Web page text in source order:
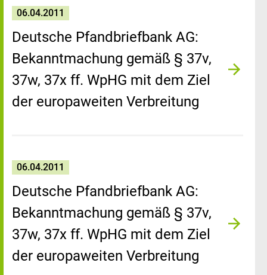
06.04.2011
Deutsche Pfandbriefbank AG:
Bekanntmachung gemäß § 37v,
37w, 37x ff. WpHG mit dem Ziel
der europaweiten Verbreitung
06.04.2011
Deutsche Pfandbriefbank AG:
Bekanntmachung gemäß § 37v,
37w, 37x ff. WpHG mit dem Ziel
der europaweiten Verbreitung